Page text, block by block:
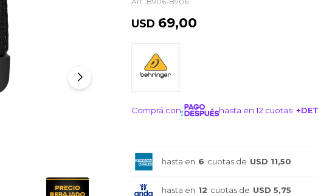
USD 69,00
Comprá con hasta en 12 cuotas
hasta en 6 cuotas de USD 11,50
hasta en 12 cuotas de USD 5,75